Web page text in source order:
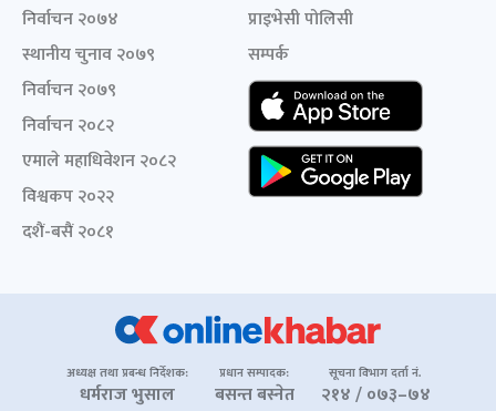
निर्वाचन २०७४
स्थानीय चुनाव २०७९
निर्वाचन २०७९
निर्वाचन २०८२
एमाले महाधिवेशन २०८२
विश्वकप २०२२
दशैं-बसैं २०८१
प्राइभेसी पोलिसी
सम्पर्क
अध्यक्ष तथा प्रबन्ध निर्देशक:
धर्मराज भुसाल
प्रधान सम्पादक:
बसन्त बस्नेत
सूचना विभाग दर्ता नं.
२१४ / ०७३–७४